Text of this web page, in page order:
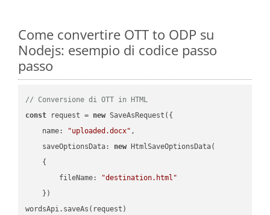
Come convertire OTT to ODP su
Nodejs: esempio di codice passo
passo
// Conversione di OTT in HTML
const request = new SaveAsRequest({
name: "uploaded.docx" ,
saveOptionsData: new HtmlSaveOptionsData(
    {
fileName:
"destination.html"
    })
wordsApi.saveAs(request)